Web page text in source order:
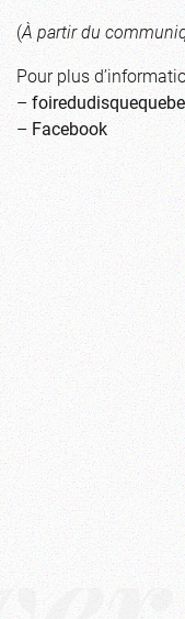
(À partir du
Pour plus
–
–Facebook